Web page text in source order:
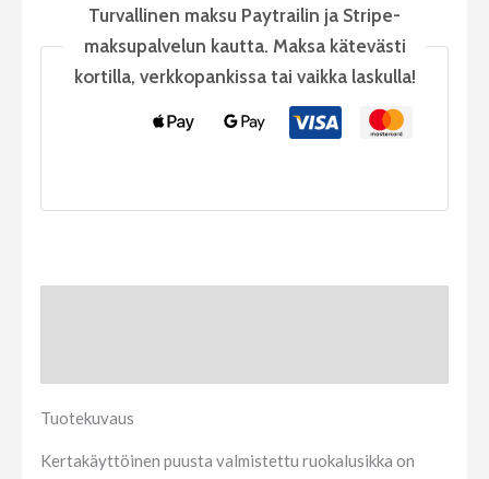
Turvallinen maksu Paytrailin ja Stripe-
maksupalvelun kautta. Maksa kätevästi
kortilla, verkkopankissa tai vaikka laskulla!
Tuotekuvaus
Kertakäyttöinen puusta valmistettu ruokalusikka on